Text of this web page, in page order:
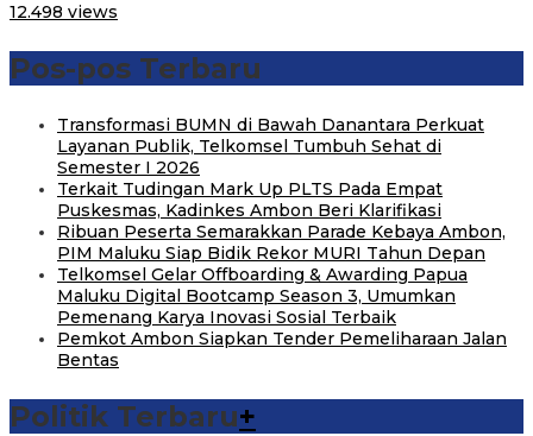
12.498 views
Pos-pos Terbaru
Transformasi BUMN di Bawah Danantara Perkuat
Layanan Publik, Telkomsel Tumbuh Sehat di
Semester I 2026
Terkait Tudingan Mark Up PLTS Pada Empat
Puskesmas, Kadinkes Ambon Beri Klarifikasi
Ribuan Peserta Semarakkan Parade Kebaya Ambon,
PIM Maluku Siap Bidik Rekor MURI Tahun Depan
Telkomsel Gelar Offboarding & Awarding Papua
Maluku Digital Bootcamp Season 3, Umumkan
Pemenang Karya Inovasi Sosial Terbaik
Pemkot Ambon Siapkan Tender Pemeliharaan Jalan
Bentas
Politik Terbaru+